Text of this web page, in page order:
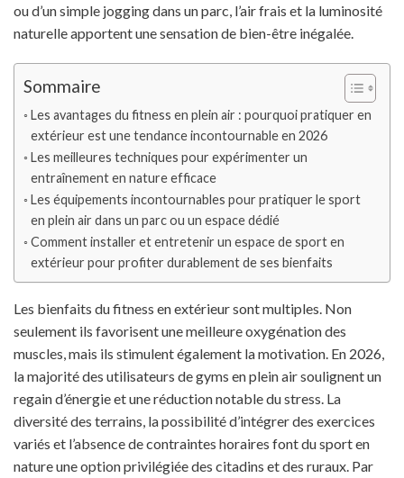
ou d’un simple jogging dans un parc, l’air frais et la luminosité
naturelle apportent une sensation de bien-être inégalée.
Sommaire
Les avantages du fitness en plein air : pourquoi pratiquer en
extérieur est une tendance incontournable en 2026
Les meilleures techniques pour expérimenter un
entraînement en nature efficace
Les équipements incontournables pour pratiquer le sport
en plein air dans un parc ou un espace dédié
Comment installer et entretenir un espace de sport en
extérieur pour profiter durablement de ses bienfaits
Les bienfaits du fitness en extérieur sont multiples. Non
seulement ils favorisent une meilleure oxygénation des
muscles, mais ils stimulent également la motivation. En 2026,
la majorité des utilisateurs de gyms en plein air soulignent un
regain d’énergie et une réduction notable du stress. La
diversité des terrains, la possibilité d’intégrer des exercices
variés et l’absence de contraintes horaires font du sport en
nature une option privilégiée des citadins et des ruraux. Par